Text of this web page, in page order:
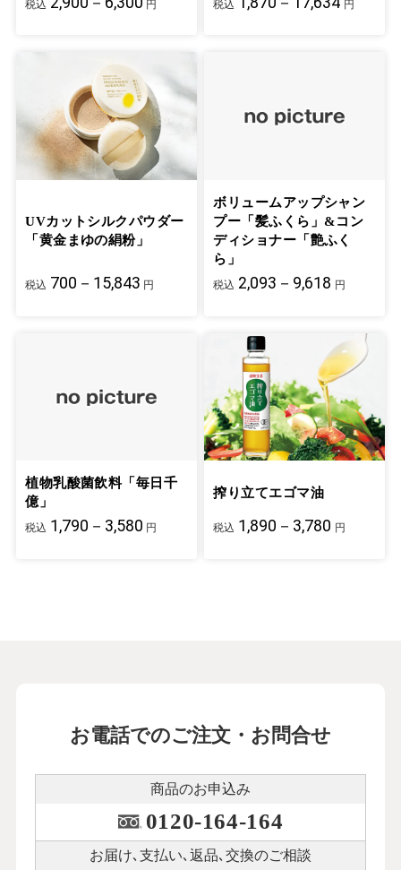
税込 円 税込 円
UVカットシルクパウダー
「黄金まゆの絹粉」
税込 700－15,843 円
ボリュームアップシャン
プー「髪ふくら」&コン
ディショナー「艶ふく
ら」
税込 2,093－9,618 円
植物乳酸菌飲料「毎日千
億」
税込 1,790－3,580 円
搾り立てエゴマ油
税込 1,890－3,780 円
お電話でのご注文・お問合せ
商品のお申込み
0120-164-164
お届け､支払い､ 返品､交換のご相談